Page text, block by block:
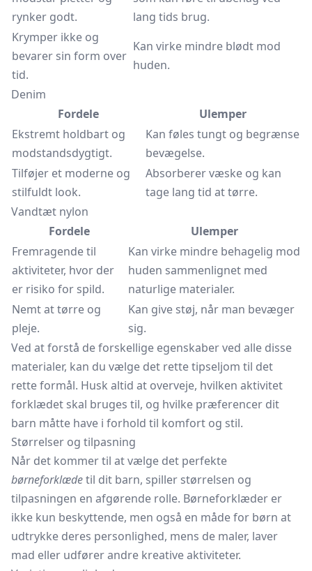
rynker godt.
lang tids brug.
Krymper ikke og
bevarer sin form over
tid.
Kan virke mindre blødt mod
huden.
Denim
Fordele
Ulemper
Ekstremt holdbart og
modstandsdygtigt.
Kan føles tungt og begrænse
bevægelse.
Tilføjer et moderne og
stilfuldt look.
Absorberer væske og kan
tage lang tid at tørre.
Vandtæt nylon
Fordele
Ulemper
Fremragende til
aktiviteter, hvor der
er risiko for spild.
Kan virke mindre behagelig mod
huden sammenlignet med
naturlige materialer.
Nemt at tørre og
pleje.
Kan give støj, når man bevæger
sig.
Ved at forstå de forskellige egenskaber ved alle disse
materialer, kan du vælge det rette tipseljom til det
rette formål. Husk altid at overveje, hvilken aktivitet
forklædet skal bruges til, og hvilke præferencer dit
barn måtte have i forhold til komfort og stil.
Størrelser og tilpasning
Når det kommer til at vælge det perfekte
børneforklædetil dit barn, spiller størrelsen og
tilpasningen en afgørende rolle. Børneforklæder er
ikke kun beskyttende, men også en måde for børn at
udtrykke deres personlighed, mens de maler, laver
mad eller udfører andre kreative aktiviteter.